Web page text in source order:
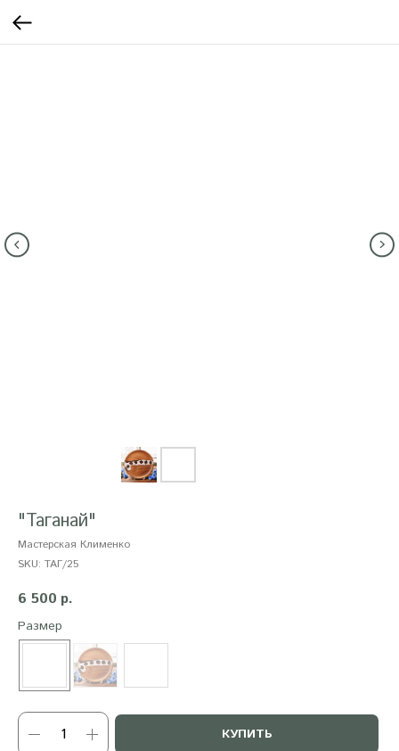
"Таганай"
Мастерская Клименко
SKU: ТАГ/25
6 500 р.
Размер
КУПИТЬ